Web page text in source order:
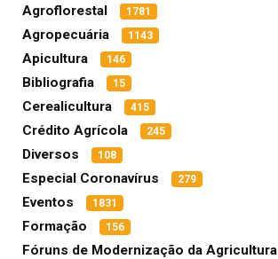
Agroflorestal 1781
Agropecuária 1143
Apicultura 146
Bibliografia 15
Cerealicultura 415
Crédito Agrícola 245
Diversos 108
Especial Coronavírus 279
Eventos 1831
Formação 156
Fóruns de Modernização da Agricultura